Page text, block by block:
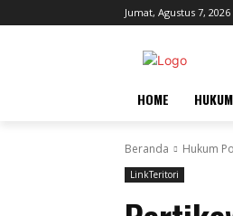
Jumat, Agustus 7, 2026
HOME
Beranda Hukum
LinkTeritori